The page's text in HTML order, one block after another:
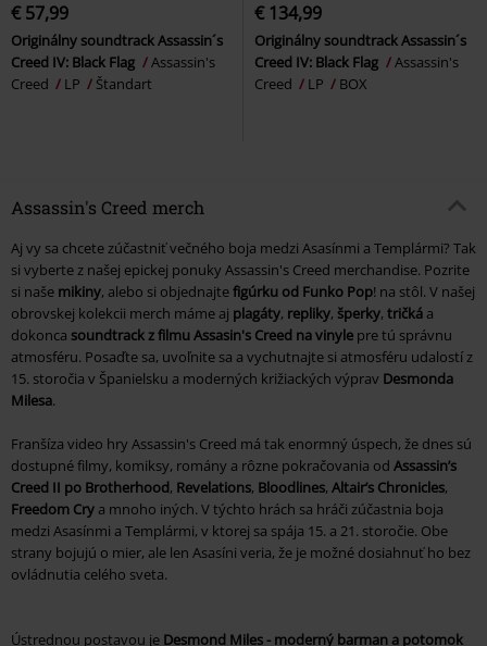
€ 57,99
Originálny soundtrack Assassin´s
Creed IV: Black Flag
Assassin's
Creed
LP Štandart
€ 134,99
Originálny soundtrack Assassin´s
Creed IV: Black Flag
Assassin's
Creed
LP BOX
Assassin's Creed merch
Aj vy sa chcete zúčastniť večného boja medzi Asasínmi a Templármi? Tak
si vyberte z našej epickej ponuky Assassin's Creed merchandise. Pozrite
si naše mikiny, alebo si objednajtefigúrku od Funko Pop! na stôl. V našej
obrovskej kolekcii merch máme aj plagáty, repliky, šperky, tričká a
dokonca soundtrack z filmu Assasin's Creed na vinyle pre tú správnu
atmosféru. Posaďte sa, uvoľnite sa a vychutnajte si atmosféru udalostí z
15. storočia v Španielsku a moderných križiackých výprav Desmonda
Milesa.
Franšíza video hry Assassin's Creed má tak enormný úspech, že dnes sú
dostupné filmy, komiksy, romány a rôzne pokračovania od Assassin’s
Creed II po Brotherhood, Revelations, Bloodlines, Altair’s Chronicles,
Freedom Cry a mnoho iných. V týchto hrách sa hráči zúčastnia boja
medzi Asasínmi a Templármi, v ktorej sa spája 15. a 21. storočie. Obe
strany bojujú o mier, ale len Asasíni veria, že je možné dosiahnuť ho bez
ovládnutia celého sveta.
Ústrednou postavou je Desmond Miles - moderný barman a potomok